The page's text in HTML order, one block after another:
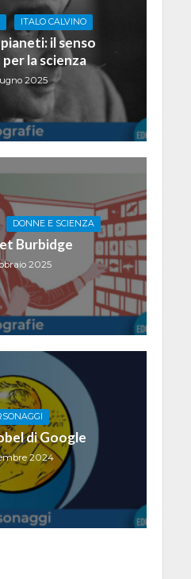
ITALO CALVINO
pianeti: il senso
la scienza
2025
DONNE E SCIENZA
Burbidge
2025
di Google
2024